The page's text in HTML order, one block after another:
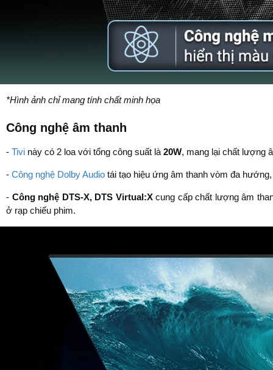
*Hình ảnh chỉ mang tính chất minh họa
Công nghệ âm thanh
- Tivi này có 2 loa với tổng công suất là 20W, mang lại chất lượng
- Công nghệ Dolby Audio tái tạo hiệu ứng âm thanh vòm đa
- Công nghệ DTS-X, DTS Virtual:Xcung cấp chất lượng âm
ở rạp chiếu phim.